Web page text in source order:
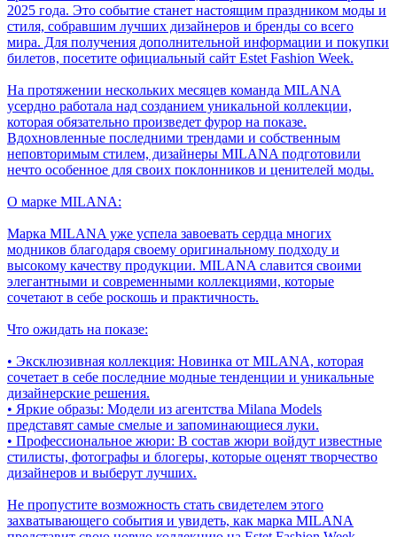
2025 года. Это событие станет настоящим праздником моды и
стиля, собравшим лучших дизайнеров и бренды со всего
мира. Для получения дополнительной информации и покупки
билетов, посетите официальный сайт Estet Fashion Week.
На протяжении нескольких месяцев команда MILANA
усердно работала над созданием уникальной коллекции,
которая обязательно произведет фурор на показе.
Вдохновленные последними трендами и собственным
неповторимым стилем, дизайнеры MILANA подготовили
нечто особенное для своих поклонников и ценителей моды.
О марке MILANA:
Марка MILANA уже успела завоевать сердца многих
модников благодаря своему оригинальному подходу и
высокому качеству продукции. MILANA славится своими
элегантными и современными коллекциями, которые
сочетают в себе роскошь и практичность.
Что ожидать на показе:
• Эксклюзивная коллекция: Новинка от MILANA, которая
сочетает в себе последние модные тенденции и уникальные
дизайнерские решения.
• Яркие образы: Модели из агентства Milana Models
представят самые смелые и запоминающиеся луки.
• Профессиональное жюри: В состав жюри войдут известные
стилисты, фотографы и блогеры, которые оценят творчество
дизайнеров и выберут лучших.
Не пропустите возможность стать свидетелем этого
захватывающего события и увидеть, как марка MILANA